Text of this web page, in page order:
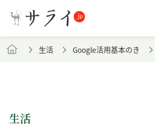
生活 Google活用基本のき
生活